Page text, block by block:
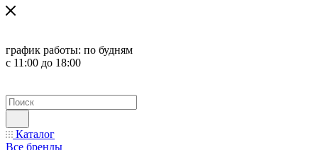
график работы: по будням
с 11:00 до 18:00
Каталог
Все бренды